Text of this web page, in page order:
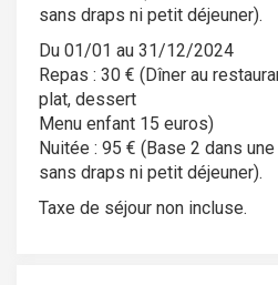
sans draps ni petit déjeuner).
Du 01/01 au 31/12/2024
Repas : 30 € (Dîner au
plat, dessert
Menu enfant 15 euros)
Nuitée : 95 € (Base 2 dans
sans draps ni petit déjeuner).
Taxe de séjour non incluse.